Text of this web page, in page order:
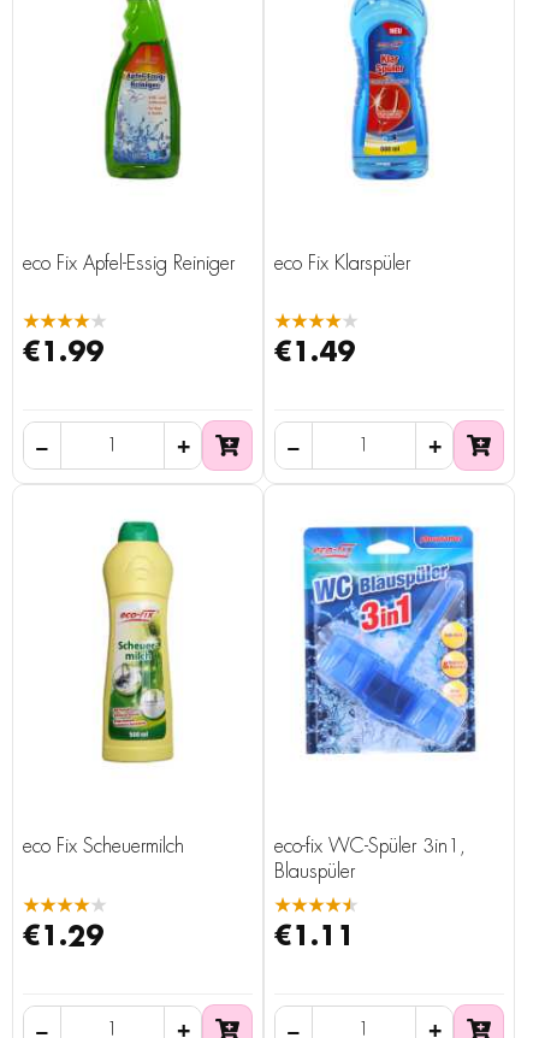
eco Fix Apfel-Essig Reiniger
★★★★★
€1.99
eco Fix Klarspüler
★★★★★
€1.49
eco Fix Scheuermilch
★★★★★
€1.29
eco-fix WC-Spüler 3in1,
Blauspüler
★★★★★
€1.11